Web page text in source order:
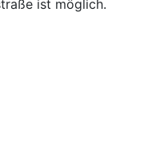
ist möglich.